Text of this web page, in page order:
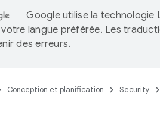
Google utilise la technologie
langue préférée. Les
des erreurs.
Conception et planification Security